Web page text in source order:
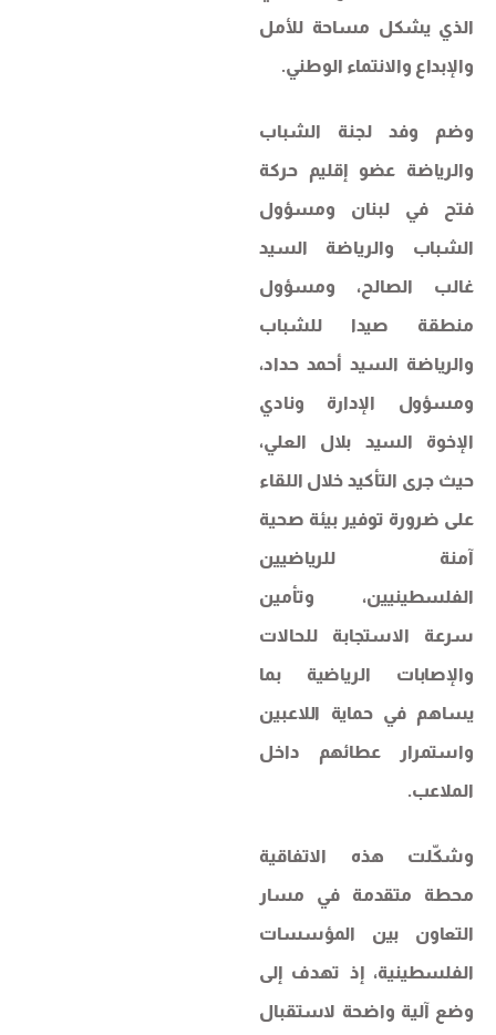
الذي يشكل مساحة للأمل
والإبداع والانتماء الوطني.
وضم وفد لجنة الشباب
والرياضة عضو إقليم حركة
فتح في لبنان ومسؤول
الشباب والرياضة السيد
غالب الصالح، ومسؤول
منطقة صيدا للشباب
والرياضة السيد أحمد حداد،
ومسؤول الإدارة ونادي
الإخوة السيد بلال العلي،
حيث جرى التأكيد خلال اللقاء
على ضرورة توفير بيئة صحية
آمنة للرياضيين
الفلسطينيين، وتأمين
سرعة الاستجابة للحالات
والإصابات الرياضية بما
يساهم في حماية اللاعبين
واستمرار عطائهم داخل
الملاعب.
وشكّلت هذه الاتفاقية
محطة متقدمة في مسار
التعاون بين المؤسسات
الفلسطينية، إذ تهدف إلى
وضع آلية واضحة لاستقبال